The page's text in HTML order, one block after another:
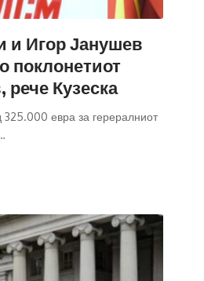
и Игор Јанушев
поклонетиот
Кузеска
325.000 евра за герералниот